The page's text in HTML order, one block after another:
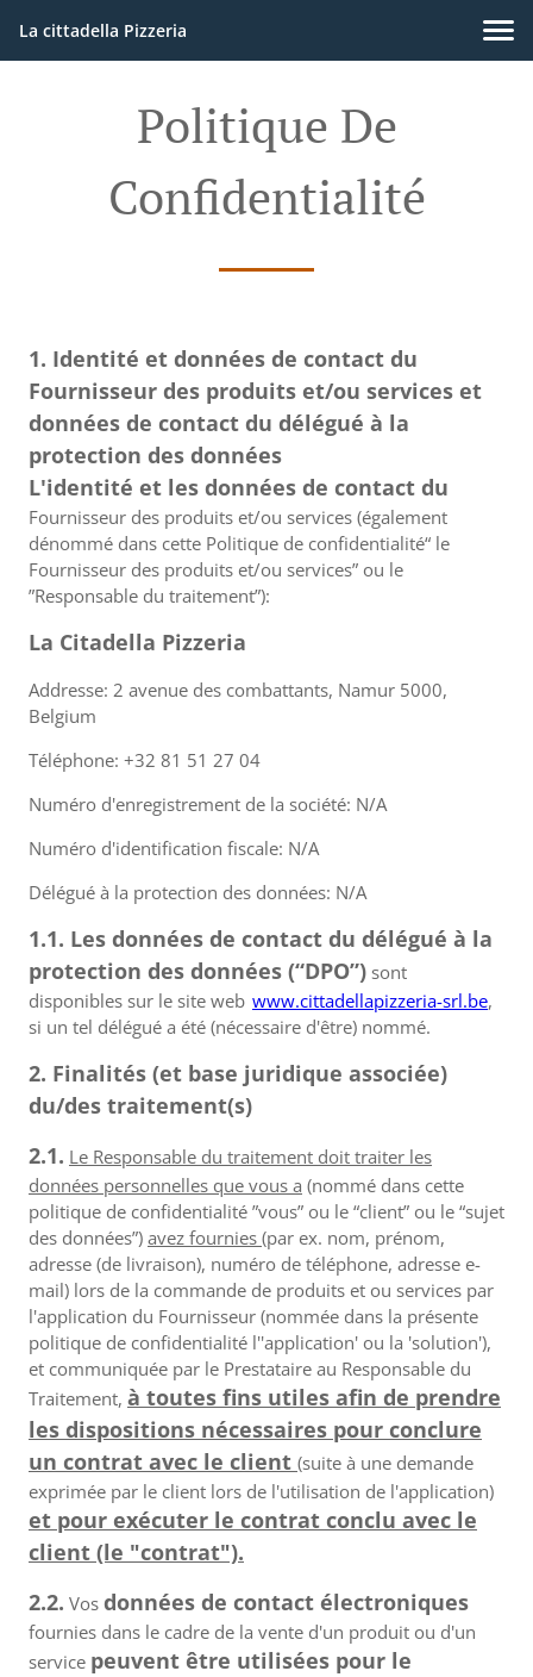
La cittadella Pizzeria
Politique De
Confidentialité
1. Identité et données de contact du
Fournisseur des produits et/ou services et
données de contact du délégué à la
protection des données
L'identité et les données de contact du
Fournisseur des produits et/ou services (également
dénommé dans cette Politique de confidentialité“ le
Fournisseur des produits et/ou services” ou le
”Responsable du traitement”):
La Citadella Pizzeria
Addresse: 2 avenue des combattants, Namur 5000,
Belgium
Téléphone: +32 81 51 27 04
Numéro d'enregistrement de la société: N/A
Numéro d'identification fiscale: N/A
Délégué à la protection des données: N/A
1.1. Les données de contact du délégué à la
protection des données (“DPO”) sont
disponibles sur le site web www.cittadellapizzeria-srl.be,
si un tel délégué a été (nécessaire d'être) nommé.
2. Finalités (et base juridique associée)
du/des traitement(s)
2.1. Le Responsable du traitement doit traiter les
données personnelles que vous a (nommé dans cette
politique de confidentialité ”vous” ou le “client” ou le “sujet
des données”) avez fournies (par ex. nom, prénom,
adresse (de livraison), numéro de téléphone, adresse e-
mail) lors de la commande de produits et ou services par
l'application du Fournisseur (nommée dans la présente
politique de confidentialité l''application' ou la 'solution'),
et communiquée par le Prestataire au Responsable du
Traitement, à toutes fins utiles afin de prendre
les dispositions nécessaires pour conclure
un contrat avec le client (suite à une demande
exprimée par le client lors de l'utilisation de l'application)
et pour exécuter le contrat conclu avec le
client (le "contrat").
2.2. Vos données de contact électroniques
fournies dans le cadre de la vente d'un produit ou d'un
service peuvent être utilisées pour le